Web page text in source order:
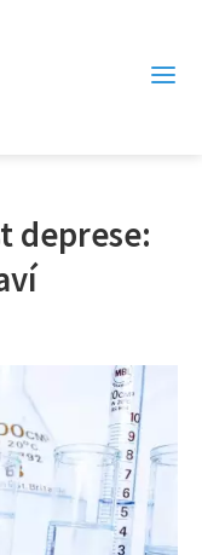
deprese: